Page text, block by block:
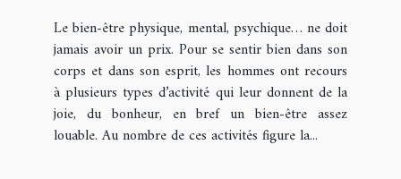
Le bien-être physique, mental, psychique… ne doit
jamais avoir un prix. Pour se sentir bien dans son
corps et dans son esprit, les hommes ont recours
à plusieurs types d’activité qui leur donnent de la
joie, du bonheur, en bref un bien-être assez
louable. Au nombre de ces activités figure la...